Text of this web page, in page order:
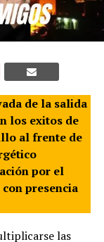
de la salida
los exitos de
al frente de
por el
presencia
las